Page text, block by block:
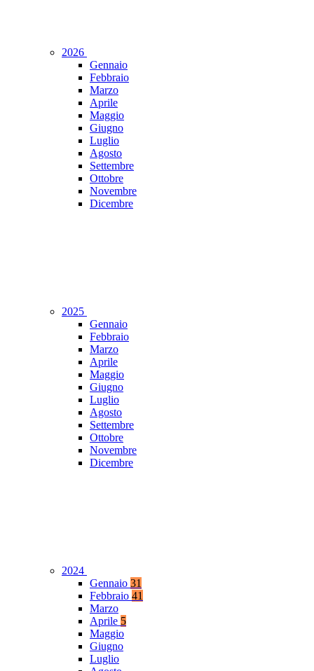
2026
Gennaio
Febbraio
Marzo
Aprile
Maggio
Giugno
Luglio
Agosto
Settembre
Ottobre
Novembre
Dicembre
2025
Gennaio
Febbraio
Marzo
Aprile
Maggio
Giugno
Luglio
Agosto
Settembre
Ottobre
Novembre
Dicembre
2024
Gennaio 31
Febbraio 41
Marzo
Aprile 5
Maggio
Giugno
Luglio